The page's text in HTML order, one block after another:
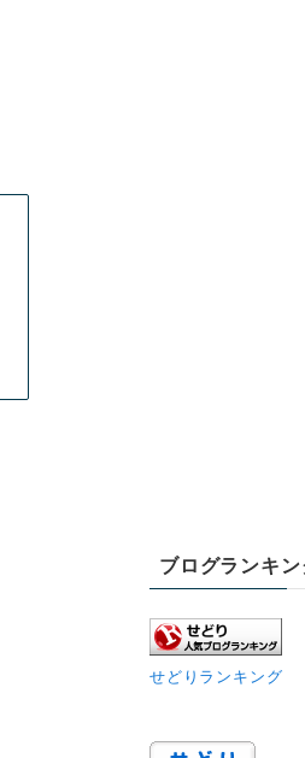
ブログランキ
せどりランキング